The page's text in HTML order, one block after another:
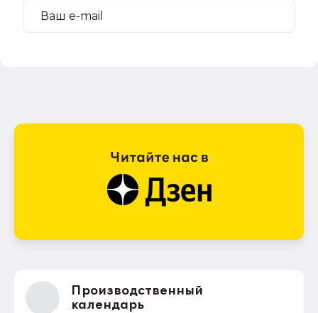
Производственный
календарь